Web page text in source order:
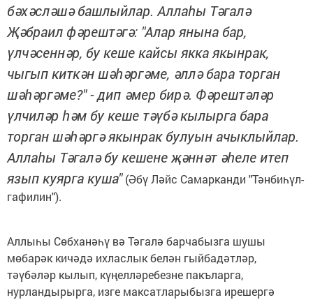
бәхәсләшә башлыйлар. Аллаһы Тәгалә
Җәбраил фәрештәгә: "Алар янына бар,
үлчәсеннәр, бу кеше кайсы якка якынрак,
чыгып киткән шәһәргәме, әллә бара торган
шәһәргәме?" - дип әмер бирә. Фәрештәләр
үлчиләр һәм бу кеше тәүбә кылырга бара
торган шәһәргә якынрак булуын ачыклыйлар.
Аллаһы Тәгалә бу кешене җәннәт әһеле итеп
язып куярга куша"(Әбү Ләйс Самарканди "Тәнбиһүл-
гафилин").
Аллыһы Сөбханәһү вә Тәгалә барчабызга шушы
мөбарәк кичәдә ихласлык белән гыйбадәтләр,
тәүбәләр кылып, күңелләребезне пакъларга,
нурландырырга, изге максатларыбызга ирешергә